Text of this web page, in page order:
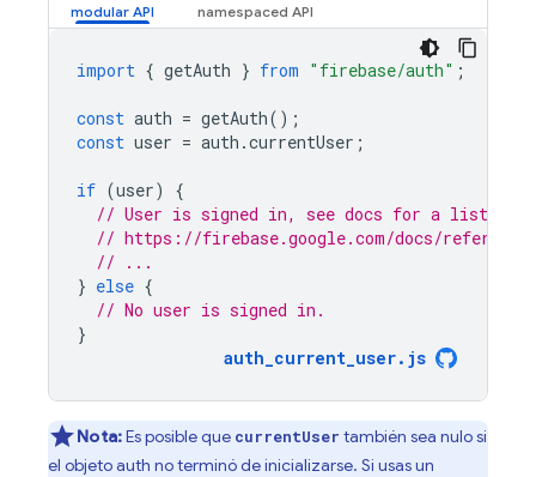
import { getAuth } from "firebase/auth" ;
const auth = getAuth();
const user = auth .currentUser ;
if (user)
{
// User is signed in, see docs for a list of
// https://firebase.google.com/docs/
// ...
} else {
// No user is signed in.
}
auth_current_user. js
Nota:Es posible que currentUser también sea nulo si
el objeto auth no terminó de inicializarse. Si usas un